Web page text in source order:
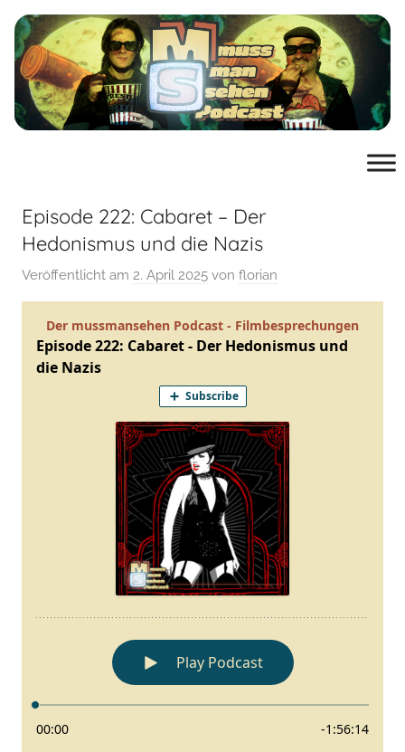
Zum
Inhalt
springen
sehen
Film-
Podcast
mussmansehen.de
Episode 222: Cabaret – Der
Hedonismus und die Nazis
Veröffentlicht am 2. April 2025 von florian